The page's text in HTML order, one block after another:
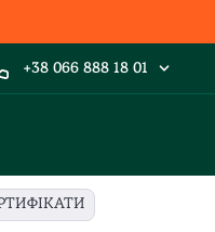
+38 066 888 18 01